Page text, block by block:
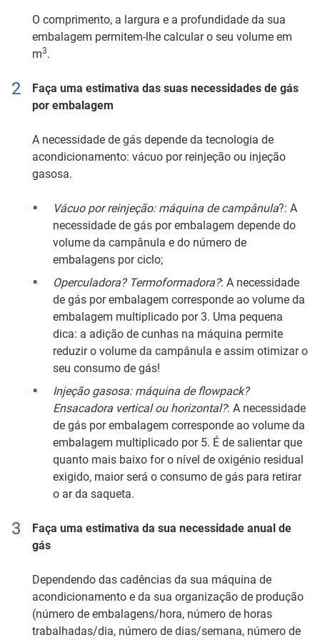
O comprimento, a largura e a profundidade da sua
embalagem permitem-lhe calcular o seu volume em
m3.
Faça uma estimativa das suas necessidades de gás
por embalagem
A necessidade de gás depende da tecnologia de
acondicionamento: vácuo por reinjeção ou injeção
gasosa.
Vácuo por reinjeção: máquina de campânula?: A
necessidade de gás por embalagem depende do
volume da campânula e do número de
embalagens por ciclo;
Operculadora? Termoformadora?: A necessidade
de gás por embalagem corresponde ao volume da
embalagem multiplicado por 3. Uma pequena
dica: a adição de cunhas na máquina permite
reduzir o volume da campânula e assim otimizar o
seu consumo de gás!
Injeção gasosa: máquina de flowpack?
Ensacadora vertical ou horizontal?: A necessidade
de gás por embalagem corresponde ao volume da
embalagem multiplicado por 5. É de salientar que
quanto mais baixo for o nível de oxigénio residual
exigido, maior será o consumo de gás para retirar
o ar da saqueta.
Faça uma estimativa da sua necessidade anual de
gás
Dependendo das cadências da sua máquina de
acondicionamento e da sua organização de produção
(número de embalagens/hora, número de horas
trabalhadas/dia, número de dias/semana, número de